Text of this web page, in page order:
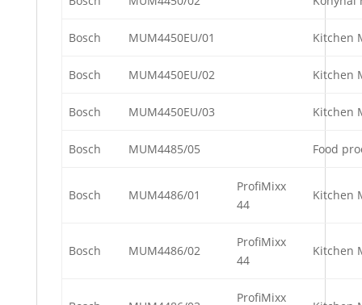
Bosch MUM4450EU/01 Kitchen
Bosch MUM4450EU/02 Kitchen
Bosch MUM4450EU/03 Kitchen
Bosch MUM4485/05 Food
Bosch MUM4486/01
ProfiMixx
44
Kitchen
Bosch MUM4486/02
ProfiMixx
44
Kitchen
ProfiMixx